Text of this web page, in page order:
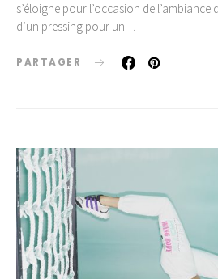
s’éloigne pour l’occasion de l’ambiance
d’un pressing pour un…
PARTAGER